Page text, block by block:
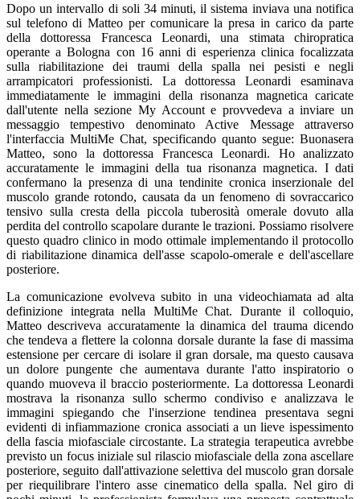
Dopo un intervallo di soli 34 minuti, il sistema inviava una notifica
sul telefono di Matteo per comunicare la presa in carico da parte
della dottoressa Francesca Leonardi, una stimata chiropratica
operante a Bologna con 16 anni di esperienza clinica focalizzata
sulla riabilitazione dei traumi della spalla nei pesisti e negli
arrampicatori professionisti. La dottoressa Leonardi esaminava
immediatamente le immagini della risonanza magnetica caricate
dall'utente nella sezione My Account e provvedeva a inviare un
messaggio tempestivo denominato Active Message attraverso
l'interfaccia MultiMe Chat, specificando quanto segue: Buonasera
Matteo, sono la dottoressa Francesca Leonardi. Ho analizzato
accuratamente le immagini della tua risonanza magnetica. I dati
confermano la presenza di una tendinite cronica inserzionale del
muscolo grande rotondo, causata da un fenomeno di sovraccarico
tensivo sulla cresta della piccola tuberosità omerale dovuto alla
perdita del controllo scapolare durante le trazioni. Possiamo risolvere
questo quadro clinico in modo ottimale implementando il protocollo
di riabilitazione dinamica dell'asse scapolo-omerale e dell'ascellare
posteriore.
La comunicazione evolveva subito in una videochiamata ad alta
definizione integrata nella MultiMe Chat. Durante il colloquio,
Matteo descriveva accuratamente la dinamica del trauma dicendo
che tendeva a flettere la colonna dorsale durante la fase di massima
estensione per cercare di isolare il gran dorsale, ma questo causava
un dolore pungente che aumentava durante l'atto inspiratorio o
quando muoveva il braccio posteriormente. La dottoressa Leonardi
mostrava la risonanza sullo schermo condiviso e analizzava le
immagini spiegando che l'inserzione tendinea presentava segni
evidenti di infiammazione cronica associati a un lieve ispessimento
della fascia miofasciale circostante. La strategia terapeutica avrebbe
previsto un focus iniziale sul rilascio miofasciale della zona ascellare
posteriore, seguito dall'attivazione selettiva del muscolo gran dorsale
per riequilibrare l'intero asse cinematico della spalla. Nel giro di